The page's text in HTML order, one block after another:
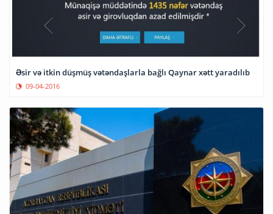
Əsir və itkin düşmüş vətəndaşlarla bağlı Qaynar xətt yaradılıb
09-04-2016